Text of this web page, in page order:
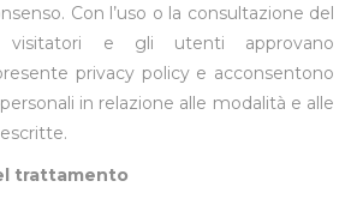
Con l’uso o la consultazione del
e gli utenti approvano
privacy policy e acconsentono
in relazione alle modalità e alle
trattamento